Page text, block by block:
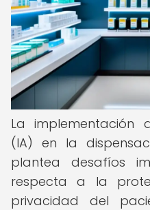
La implementación
(IA) en la
plantea desafíos
respecta a la
privacidad del